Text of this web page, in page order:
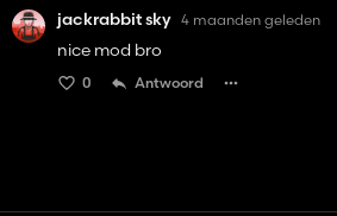
jackrabbit sky 4 maanden geleden
nice mod bro
0 Antwoord